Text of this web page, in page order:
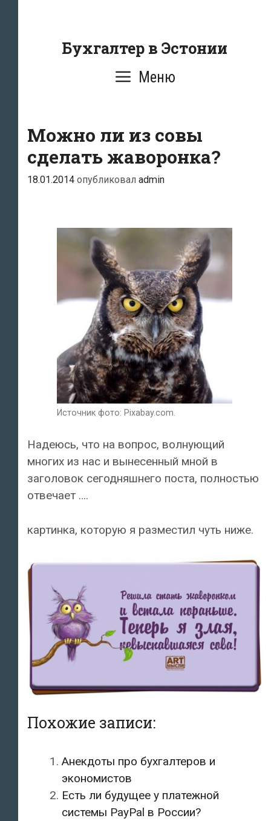
содержаниюБухгалтер в Эстонии
Меню
Можно ли из совы
сделать жаворонка?
18.01.2014 опубликовал admin
Источник фото: Pixabay.com.
Надеюсь, что на вопрос, волнующий
многих из нас и вынесенный мной в
заголовок сегодняшнего поста, полностью
отвечает ….
картинка, которую я разместил чуть ниже.
Похожие записи:
Анекдоты про бухгалтеров и
экономистов
Есть ли будущее у платежной
системы PayPal в России?